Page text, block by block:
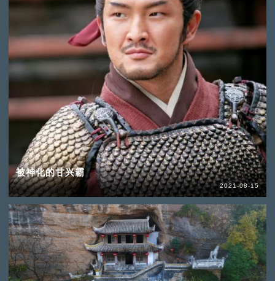
被神化的甘兴霸
2021-08-15